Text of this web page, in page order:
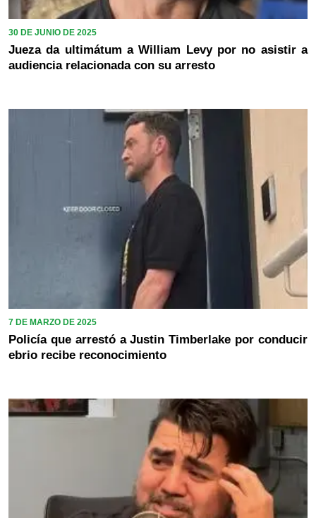
30 DE JUNIO DE 2025
Jueza da ultimátum a William Levy por no asistir a
audiencia relacionada con su arresto
7 DE MARZO DE 2025
Policía que arrestó a Justin Timberlake por conducir
ebrio recibe reconocimiento